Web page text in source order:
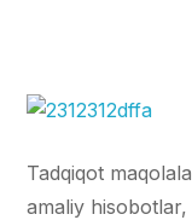
Tadqiqot
amaliy